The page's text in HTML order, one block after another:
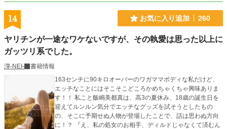
14 お気に入り追加 260
ヤリチンが一途なワケないですが、その執愛は思った以上に
ガッツリ系でした。
濘-NEI-
書籍情報
163センチに90キロオーバーのワガママボディな私だけど、
エッチなことにはそこそこどころかめちゃくちゃ興味ありま
す！！ 私こと飯嶋美都真は、高3の夏休み、18歳の誕生日を
迎えてルンルン気分でエッチなグッズを試そうとしたもの
の、そこに予期せぬ人物が登場したことで、話は思わぬ方向
に！？ 『え、私の処女のお相手、ディルドじゃなくて済むん